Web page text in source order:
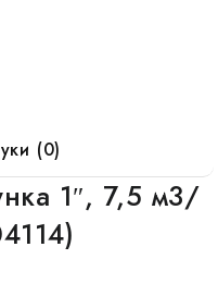
(0)
1″, 7,5 м3/